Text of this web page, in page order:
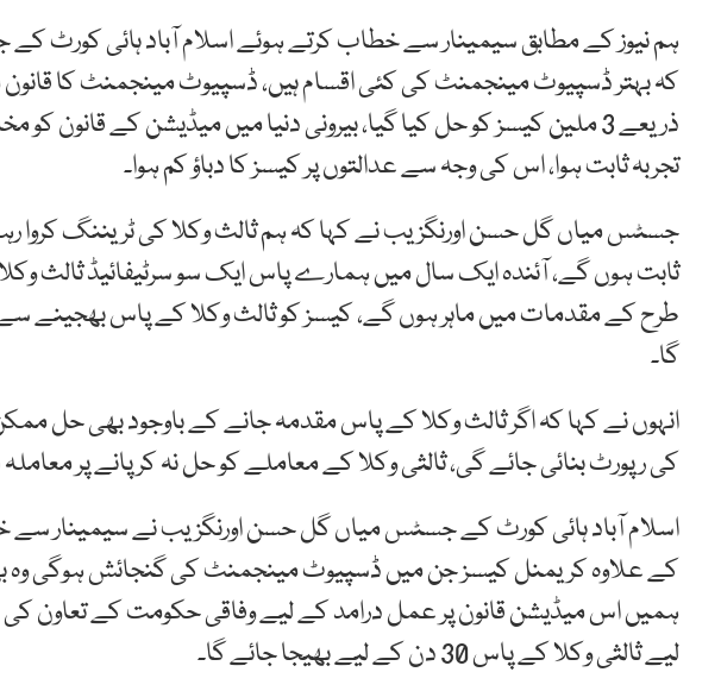
ہم نیوز کے مطابق سیمینار سے خطاب کرتے ہوئے اسلام آباد ہائی کورٹ
کہ بہتر ڈسپیوٹ مینجمنٹ کی کئی اقسام ہیں، ڈسپیوٹ مینجمنٹ کا
ذریعے 3 ملین کیسز کو حل کیا گیا، بیرونی دنیا میں میڈیشن کے قانون
تجربہ ثابت ہوا، اس کی وجہ سے عدالتوں پر کیسز کا دباؤ کم ہوا۔
جسٹس میاں گل حسن اورنگزیب نے کہا کہ ہم ثالث وکلا کی ٹریننگ کروا
ثابت ہوں گے، آئندہ ایک سال میں ہمارے پاس ایک سو سرٹیفائیڈ ثالث
طرح کے مقدمات میں ماہر ہوں گے، کیسز کو ثالث وکلا کے پاس
گا۔
انہوں نے کہا کہ اگر ثالث وکلا کے پاس مقدمہ جانے کے باوجود بھی حل
کی رپورٹ بنائی جائے گی، ثالثی وکلا کے معاملے کو حل نہ کر پانے پر
اسلام آباد ہائی کورٹ کے جسٹس میاں گل حسن اورنگزیب نے سیمینار
کے علاوہ کریمنل کیسز جن میں ڈسپیوٹ مینجمنٹ کی گنجائش ہوگی وہ
ہمیں اس میڈیشن قانون پر عمل درامد کے لیے وفاقی حکومت کے تعاون
لیے ثالثی وکلا کے پاس 30 دن کے لیے بھیجا جائے گا۔